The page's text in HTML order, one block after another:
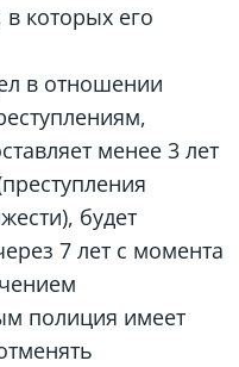
в которых его
в отношении
менее 3 лет
будет
7 лет с момента
полиция имеет